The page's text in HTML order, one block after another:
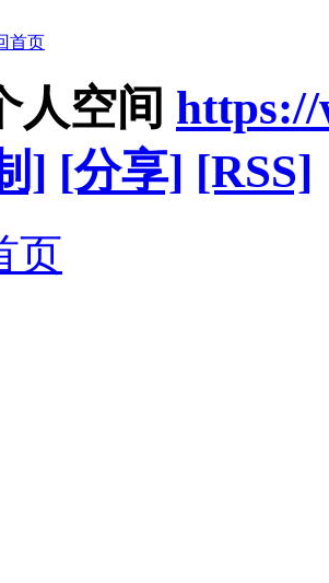
首页
人空间 https://
] [分享] [RSS]
页